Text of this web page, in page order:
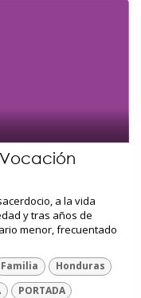
a la vida
y tras años de
menor, frecuentado
Familia
Honduras
PORTADA